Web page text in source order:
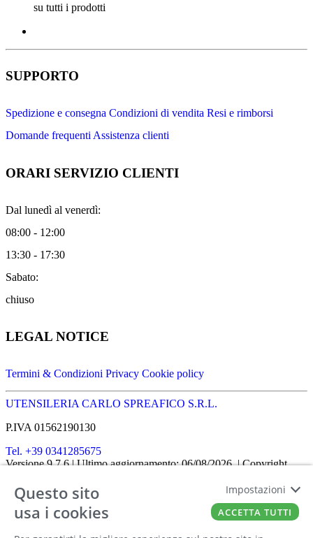
su tutti i prodotti
SUPPORTO
Spedizione e consegna Condizioni di vendita Resi e rimborsi
Domande frequenti Assistenza clienti
ORARI SERVIZIO CLIENTI
Dal lunedì al venerdì:
08:00 - 12:00
13:30 - 17:30
Sabato:
chiuso
LEGAL NOTICE
Termini & Condizioni Privacy Cookie policy
UTENSILERIA CARLO SPREAFICO S.R.L.
P.IVA 01562190130
Tel. +39 0341285675
Versione 9.7.6 | Ultimo aggiornamento: 06/08/2026 | Copyright
Home| Chi siamo| Approfondimenti
FATTO CON IL
DA EUROBUSINESS
Ciao! Stai usando un browser non più
Questo sito
usa i cookies
Impostazioni
ACCETTA TUTTI